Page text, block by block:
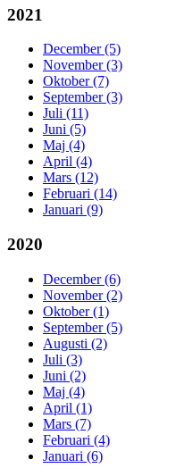
2021
December (5)
November (3)
Oktober (7)
September (3)
Juli (11)
Juni (5)
Maj (4)
April (4)
Mars (12)
Februari (14)
Januari (9)
2020
December (6)
November (2)
Oktober (1)
September (5)
Augusti (2)
Juli (3)
Juni (2)
Maj (4)
April (1)
Mars (7)
Februari (4)
Januari (6)